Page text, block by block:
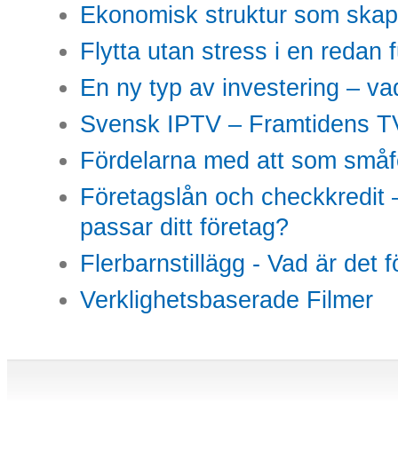
Ekonomisk struktur som
Flytta utan stress i en redan
En ny typ av investering –
Svensk IPTV – Framtidens
Fördelarna med att som
Företagslån och checkkredit
passar ditt företag?
Flerbarnstillägg - Vad är det
Verklighetsbaserade Filmer